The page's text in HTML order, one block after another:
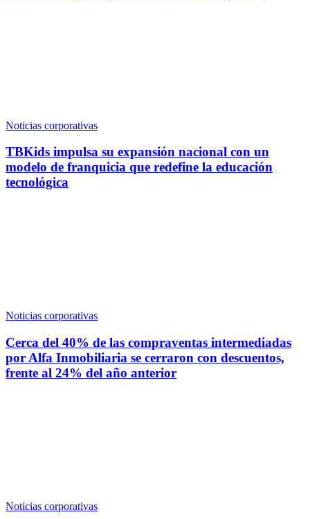
Noticias corporativas
TBKids impulsa su expansión nacional con un
modelo de franquicia que redefine la educación
tecnológica
Noticias corporativas
Cerca del 40% de las compraventas intermediadas
por Alfa Inmobiliaria se cerraron con descuentos,
frente al 24% del año anterior
Noticias corporativas